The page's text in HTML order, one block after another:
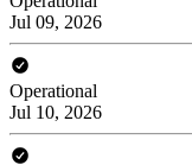
Jul 09, 2026
Operational
Jul 10, 2026